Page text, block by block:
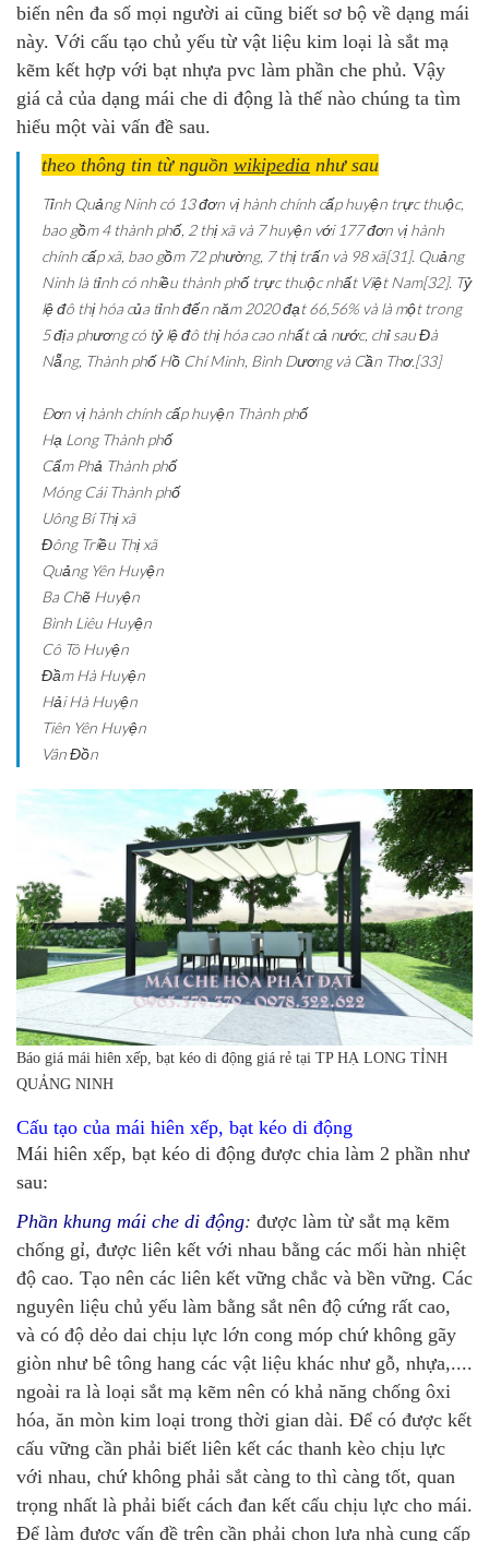
biến nên đa số mọi người ai cũng biết sơ bộ về dạng mái
này. Với cấu tạo chủ yếu từ vật liệu kim loại là sắt mạ
kẽm kết hợp với bạt nhựa pvc làm phần che phủ. Vậy
giá cả của dạng mái che di động là thế nào chúng ta tìm
hiểu một vài vấn đề sau.
theo thông tin từ nguồn wikipedia như sau
Tỉnh Quảng Ninh có 13 đơn vị hành chính cấp huyện trực thuộc,
bao gồm 4 thành phố, 2 thị xã và 7 huyện với 177 đơn vị hành
chính cấp xã, bao gồm 72 phường, 7 thị trấn và 98 xã[31]. Quảng
Ninh là tỉnh có nhiều thành phố trực thuộc nhất Việt Nam[32]. Tỷ
lệ đô thị hóa của tỉnh đến năm 2020 đạt 66,56% và là một trong
5 địa phương có tỷ lệ đô thị hóa cao nhất cả nước, chỉ sau Đà
Nẵng, Thành phố Hồ Chí Minh, Bình Dương và Cần Thơ.[33]
Ðơn vị hành chính cấp huyện Thành phố
Hạ Long Thành phố
Cẩm Phả Thành phố
Móng Cái Thành phố
Uông Bí Thị xã
Đông Triều Thị xã
Quảng Yên Huyện
Ba Chẽ Huyện
Bình Liêu Huyện
Cô Tô Huyện
Đầm Hà Huyện
Hải Hà Huyện
Tiên Yên Huyện
Vân Đồn
Báo giá mái hiên xếp, bạt kéo di động giá rẻ tại TP HẠ LONG TỈNH
QUẢNG NINH
Cấu tạo của mái hiên xếp, bạt kéo di động
Mái hiên xếp, bạt kéo di động được chia làm 2 phần như
sau:
Phần khung mái che di động: được làm từ sắt mạ kẽm
chống gỉ, được liên kết với nhau bằng các mối hàn nhiệt
độ cao. Tạo nên các liên kết vững chắc và bền vững. Các
nguyên liệu chủ yếu làm bằng sắt nên độ cứng rất cao,
và có độ dẻo dai chịu lực lớn cong móp chứ không gãy
giòn như bê tông hang các vật liệu khác như gỗ, nhựa,....
ngoài ra là loại sắt mạ kẽm nên có khả năng chống ôxi
hóa, ăn mòn kim loại trong thời gian dài. Để có được kết
cấu vững cần phải biết liên kết các thanh kèo chịu lực
với nhau, chứ không phải sắt càng to thì càng tốt, quan
trọng nhất là phải biết cách đan kết cấu chịu lực cho mái.
Để làm được vấn đề trên cần phải chọn lựa nhà cung cấp